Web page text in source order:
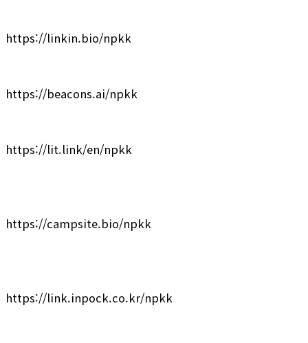
https://linkin.bio/npkk
https://beacons.ai/npkk
https://lit.link/en/npkk
https://campsite.bio/npkk
https://link.inpock.co.kr/npkk